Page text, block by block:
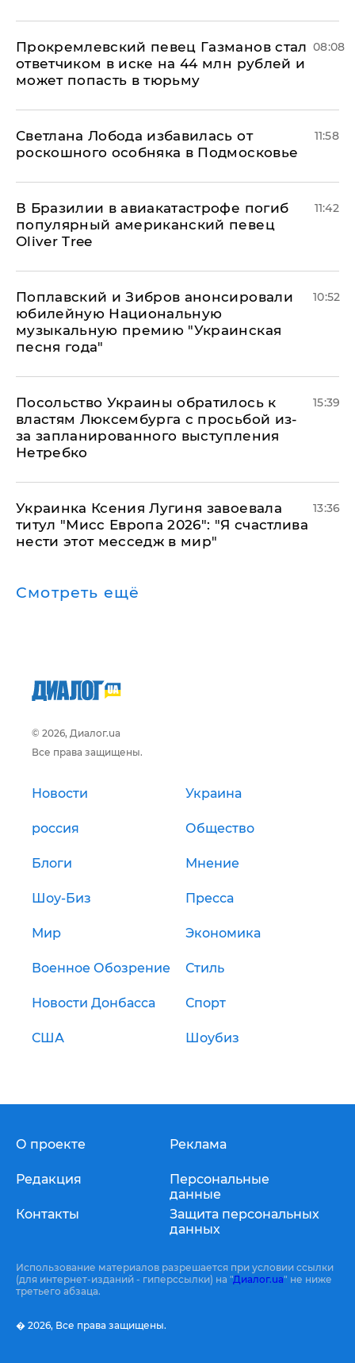
Прокремлевский певец Газманов стал
ответчиком в иске на 44 млн рублей и
может попасть в тюрьму
08:08
Светлана Лобода избавилась от
роскошного особняка в Подмосковье
11:58
В Бразилии в авиакатастрофе погиб
популярный американский певец
Oliver Tree
11:42
Поплавский и Зибров анонсировали
юбилейную Национальную
музыкальную премию "Украинская
песня года"
10:52
Посольство Украины обратилось к
властям Люксембурга с просьбой из-
за запланированного выступления
Нетребко
15:39
Украинка Ксения Лугиня завоевала
титул "Мисс Европа 2026": "Я счастлива
нести этот месседж в мир"
13:36
Смотреть ещё
© 2026, Диалог.ua
Все права защищены.
Новости Украина
россия Общество
Блоги Мнение
Шоу-Биз Пресса
Мир Экономика
Военное Обозрение Стиль
Новости Донбасса Спорт
США Шоубиз
О проекте
Редакция
Контакты
Реклама
Персональные
данные
Защита персональных
данных
Использование материалов разрешается при условии ссылки
(для интернет-изданий - гиперссылки) на "Диалог.ua" не ниже
третьего абзаца.
� 2026, Все права защищены.